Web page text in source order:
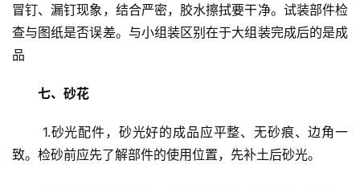
安
维
业
资
冒钉、漏钉现象，结合严密，胶水擦拭要干净。试装部件检
查与图纸是否误差。与小组装区别在于大组装完成后的是成
品
七、砂花
致。检砂前应先了解部件的使用位置，先补土后砂光。